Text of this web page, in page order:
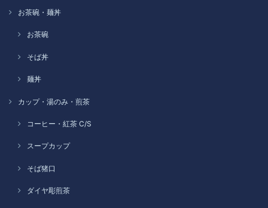
お茶碗・麺丼
お茶碗
そば丼
麺丼
カップ・湯のみ・煎茶
コーヒー・紅茶 C/S
スープカップ
そば猪口
ダイヤ彫煎茶